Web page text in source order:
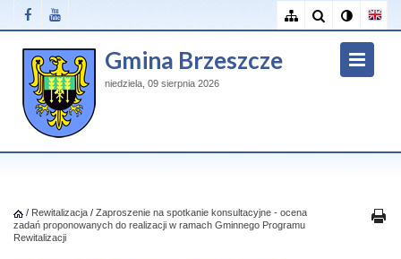
Gmina Brzeszcze
niedziela, 09 sierpnia 2026
/ Rewitalizacja / Zaproszenie na spotkanie konsultacyjne - ocena
zadań proponowanych do realizacji w ramach Gminnego Programu
Rewitalizacji